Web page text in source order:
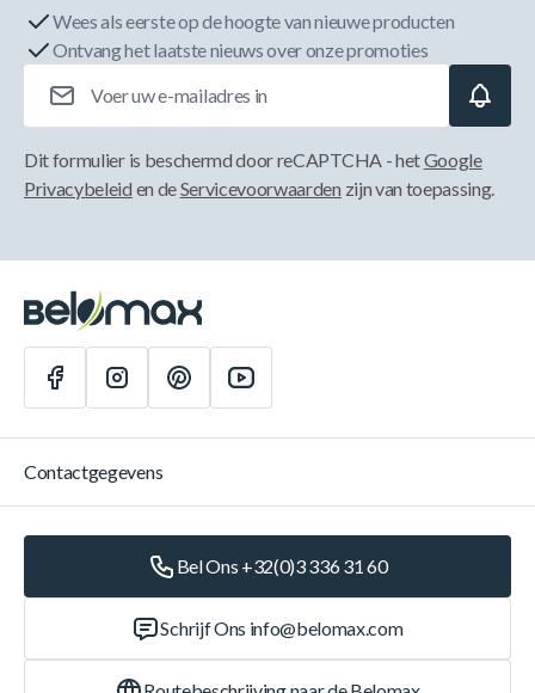
Wees als eerste op de hoogte van nieuwe producten
Ontvang het laatste nieuws over onze promoties
Dit formulier is beschermd door reCAPTCHA - hetGoogle
Privacybeleid en deServicevoorwaarden zijn van toepassing.
Contactgegevens
Bel Ons +32(0)3 336 31 60
Schrijf Ons info@belomax.com